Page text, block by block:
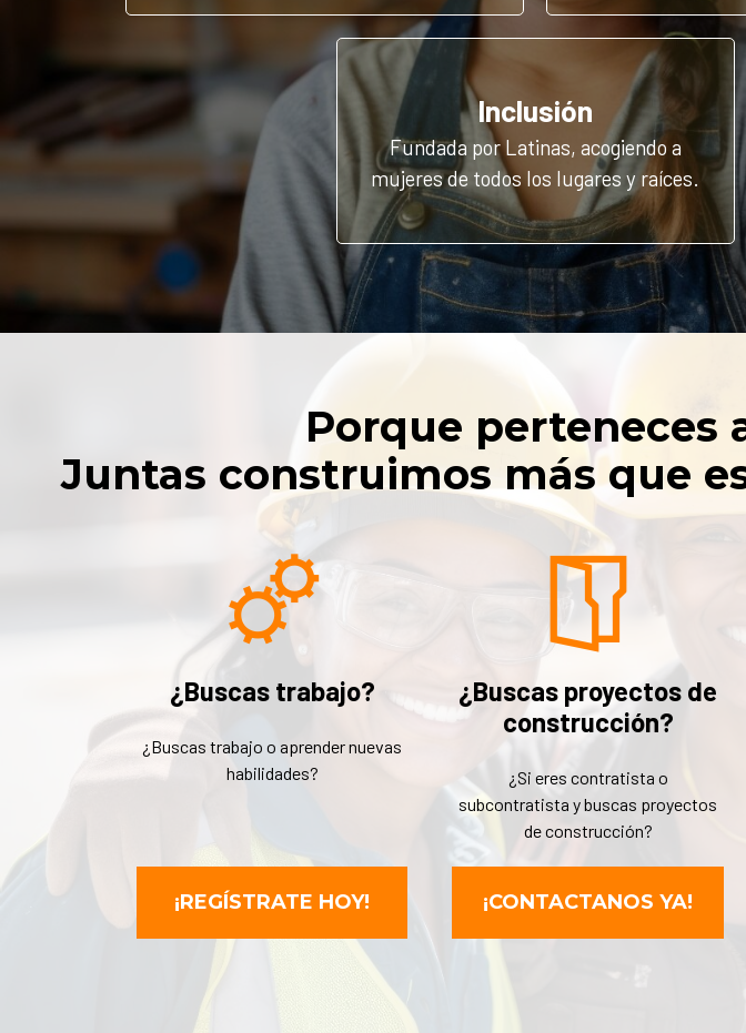
Inclusión
Fundada por Latinas, acogiendo a
mujeres de todos los lugares y raíces.
Porque perteneces
Juntas construimos más que
¿Buscas trabajo?
¿Buscas trabajo o aprender nuevas
habilidades?
¡REGÍSTRATE HOY!
¿Buscas proyectos de
construcción?
¿Si eres contratista o
subcontratista y buscas proyectos
de construcción?
¡CONTACTANOS YA!